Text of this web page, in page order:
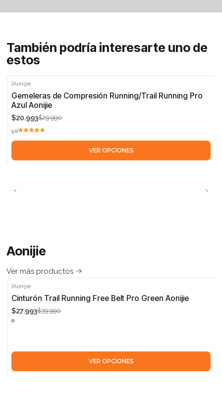
También podría interesarte uno de
estos
-30%
|Aonijie
Gemeleras de Compresión Running/Trail Running Pro
Azul Aonijie
$20.993$29.990
5.0
VER OPCIONES
Aonijie
Ver más productos
-30%
|Aonijie
Cinturón Trail Running Free Belt Pro Green Aonijie
$27.993$39.990
VER OPCIONES